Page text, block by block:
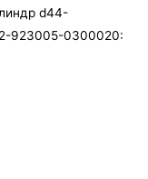
d44-
923005-0300020: